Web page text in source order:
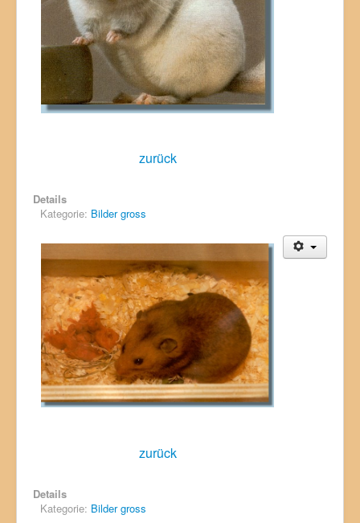
zurück
Details
Kategorie: Bilder gross
zurück
Details
Kategorie: Bilder gross